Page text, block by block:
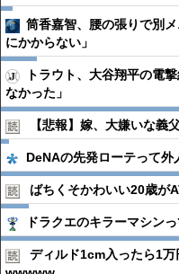
筒香嘉智、腰の張りで別
にかからない」
トラウト、大谷翔平の電
なかった」
【悲報】嫁、大嫌いな義
DeNAの先発ローテって外
ばちくそかわいい20歳が
ドラクエのキラーマシン
ディルド1cm入ったら1